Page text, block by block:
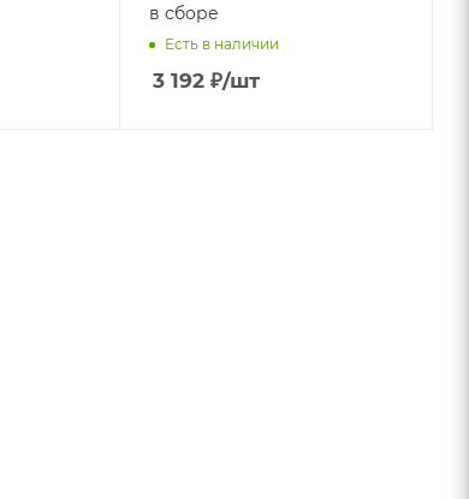
в сборе
Есть в наличии
3 192 ₽/шт